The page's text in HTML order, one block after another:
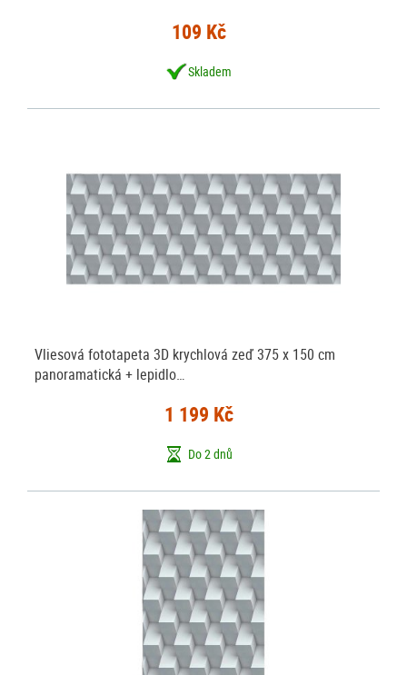
109 Kč
Skladem
Vliesová fototapeta 3D krychlová zeď 375 x 150 cm
panoramatická + lepidlo…
1 199 Kč
Do 2 dnů